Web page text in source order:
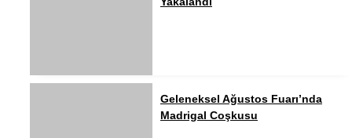
Geleneksel Ağustos Fuarı’nda
Madrigal Coşkusu